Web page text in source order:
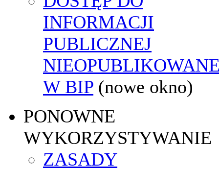
INFORMACJI
PUBLICZNEJ
W BIP (nowe okno)
PONOWNE
WYKORZYSTYWANIE
ZASADY